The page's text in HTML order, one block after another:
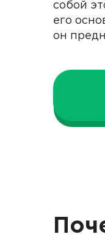
собой
его
он